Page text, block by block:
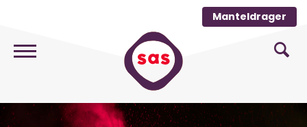
Manteldrager